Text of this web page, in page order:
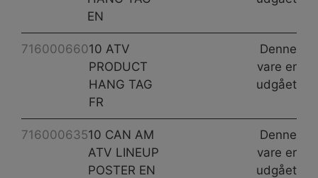
EN
Denne
vare er
udgået
71600066010 ATV
PRODUCT
HANG TAG
FR
Denne
vare er
udgået
71600063510 CAN AM
ATV LINEUP
POSTER EN